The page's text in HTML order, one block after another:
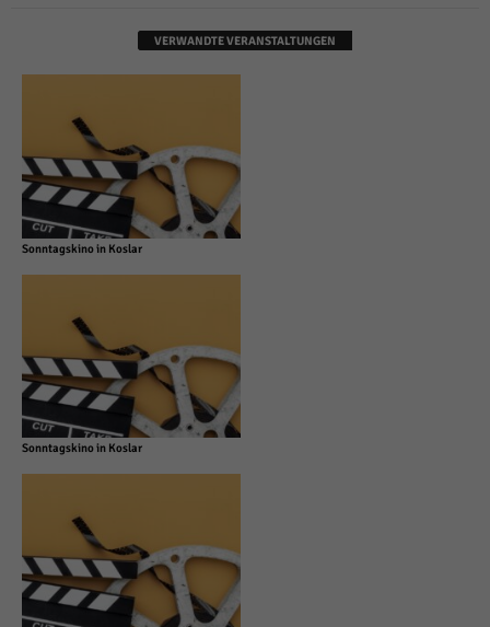
VERWANDTE VERANSTALTUNGEN
Sonntagskino in Koslar
Sonntagskino in Koslar